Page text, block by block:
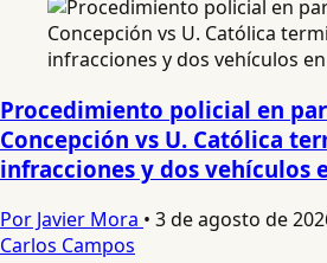
Procedimiento policial en
Concepción vs U. Católica
infracciones y dos vehículos
Por Javier Mora • 3 de agosto de
Carlos Campos